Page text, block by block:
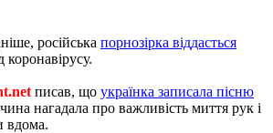
російська порнозірка віддасться
коронавірусу.
писав, що українка записала пісню
нагадала про важливість миття рук і
вдома.